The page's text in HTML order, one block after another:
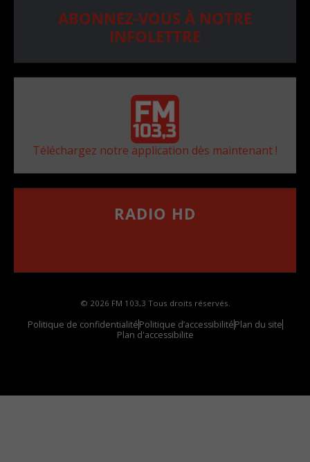
ABONNEZ-VOUS À NOTRE
INFOLETTRE
Téléchargez notre application dès maintenant !
RADIO HD
© 2026 FM 103,3 Tous droits réservés.
Politique de confidentialitéPolitique d’accessibilitéPlan du site
Plan d'accessibilite